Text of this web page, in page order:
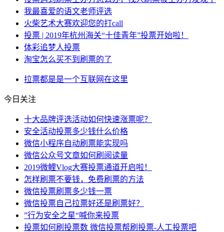
我最喜爱的语文老师评选
火柴艺术大赛欢迎您的打call
投票 | 2019年杭州海关“十佳青年”投票开始啦！
体彩追梦人投票
淘宝怎么买不到刷票的了
拉票都是是一个互联网在这里
今日关注
十大品牌评选活动如何快速涨票呢？
安全活动投票多少钱什么价格
微信小程序自动刷票能实现吗
微信公众号文章如何刷阅读量
2019微鲤Vlog大赛投票通道开启啦！
怎样刷票不要钱，免费刷票的方法
微信投票刷票多少钱一票
微信投票自己拉票好还是刷票好？
”行为安全之星“喊你来投票
投票如何刷投票数 微信投票帮刷投票-人工投票吧